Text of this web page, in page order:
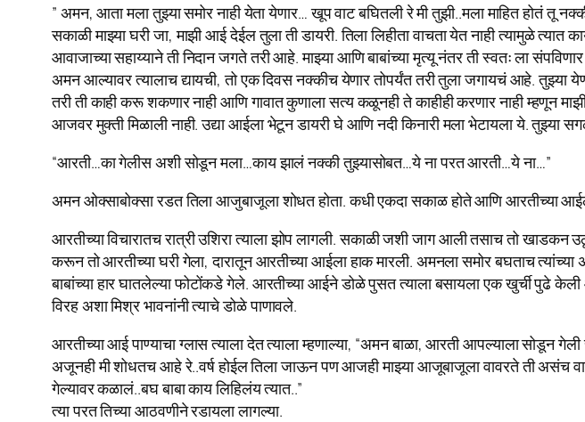
” अमन, आता मला तुझ्या समोर नाही येता येणार… खूप वाट बघितली रे मी तुझी..मला माहित होतं तू
सकाळी माझ्या घरी जा, माझी आई देईल तुला ती डायरी. तिला लिहीता वाचता येत नाही त्यामुळे
आवाजाच्या सहाय्याने ती निदान जगते तरी आहे. माझ्या आणि बाबांच्या मृत्यू नंतर ती स्वतः ला
अमन आल्यावर त्यालाच द्यायची, तो एक दिवस नक्कीच येणार तोपर्यंत तरी तुला जगायचं आहे. तुझ्या
तरी ती काही करू शकणार नाही आणि गावात कुणाला सत्य कळूनही ते काहीही करणार नाही म्हणून
आजवर मुक्ती मिळाली नाही. उद्या आईला भेटून डायरी घे आणि नदी किनारी मला भेटायला ये. तुझ्या
“आरती…का गेलीस अशी सोडून मला…काय झालं नक्की तुझ्यासोबत…ये ना परत आरती…ये ना…”
अमन ओक्साबोक्सा रडत तिला आजुबाजूला शोधत होता. कधी एकदा सकाळ होते आणि आरतीच्या
आरतीच्या विचारातच रात्री उशिरा त्याला झोप लागली. सकाळी जशी जाग आली तसाच तो खाडकन
करून तो आरतीच्या घरी गेला, दारातून आरतीच्या आईला हाक मारली. अमनला समोर बघताच
बाबांच्या हार घातलेल्या फोटोंकडे गेले. आरतीच्या आईने डोळे पुसत त्याला बसायला एक खुर्ची पुढे
विरह अशा मिश्र भावनांनी त्याचे डोळे पाणावले.
आरतीच्या आई पाण्याचा ग्लास त्याला देत त्याला म्हणाल्या, “अमन बाळा, आरती आपल्याला सोडून
अजूनही मी शोधतच आहे रे..वर्ष होईल तिला जाऊन पण आजही माझ्या आजूबाजूला वावरते ती असंच
गेल्यावर कळालं..बघ बाबा काय लिहिलंय त्यात..”
त्या परत तिच्या आठवणीने रडायला लागल्या.